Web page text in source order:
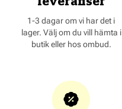
1-3 dagar om vi har det i
lager. Välj om du vill hämta i
butik eller hos ombud.